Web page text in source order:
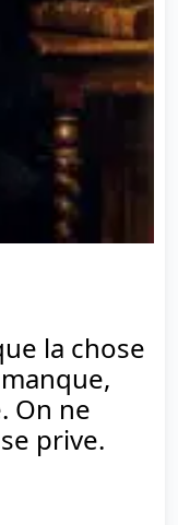
la chose
On ne
prive.